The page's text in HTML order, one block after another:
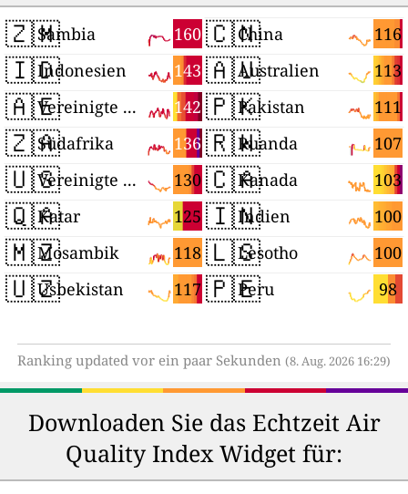
🇿🇲 160
Sambia
🇮🇩 143
Indonesien
🇦🇪 142
Vereinigte Arabische Emirate
🇿🇦 136
Südafrika
🇺🇸 130
Vereinigte Staaten
🇶🇦 125
Katar
🇲🇿 118
Mosambik
🇺🇿 117
Usbekistan
🇨🇳 116
China
🇦🇺 113
Australien
🇵🇰 111
Pakistan
🇷🇼 107
Ruanda
🇨🇦 103
Kanada
🇮🇳 100
Indien
🇱🇸 100
Lesotho
🇵🇪 98
Peru
Ranking updated vor ein paar Sekunden (8. Aug. 2026 16:29)
Downloaden Sie das Echtzeit Air
Quality Index Widget für: